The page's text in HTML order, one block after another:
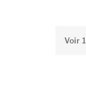
Voir